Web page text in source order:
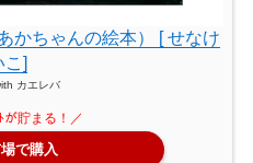
かちゃんの絵本） [ せなけ
こ]
カエレバ
で購入